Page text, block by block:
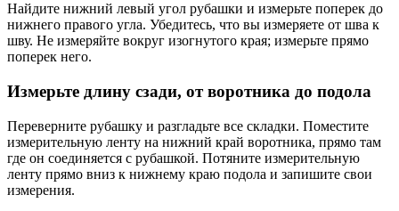
Найдите нижний левый угол рубашки и измерьте поперек до
нижнего правого угла. Убедитесь, что вы измеряете от шва к
шву. Не измеряйте вокруг изогнутого края; измерьте прямо
поперек него.
Измерьте длину сзади, от воротника до подола
Переверните рубашку и разгладьте все складки. Поместите
измерительную ленту на нижний край воротника, прямо там
где он соединяется с рубашкой. Потяните измерительную
ленту прямо вниз к нижнему краю подола и запишите свои
измерения.